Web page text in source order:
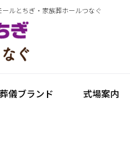
ルとちぎ・家族葬ホールつなぐ
儀ブランド 式場案内